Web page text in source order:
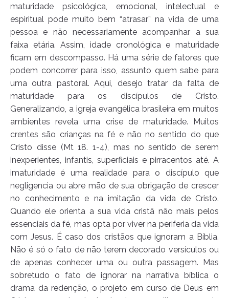
maturidade psicológica, emocional, intelectual e
espiritual pode muito bem “atrasar” na vida de uma
pessoa e não necessariamente acompanhar a sua
faixa etária. Assim, idade cronológica e maturidade
ficam em descompasso. Há uma série de fatores que
podem concorrer para isso, assunto quem sabe para
uma outra pastoral. Aqui, desejo tratar da falta de
maturidade para os discípulos de Cristo.
Generalizando, a igreja evangélica brasileira em muitos
ambientes revela uma crise de maturidade. Muitos
crentes são crianças na fé e não no sentido do que
Cristo disse (Mt 18. 1-4), mas no sentido de serem
inexperientes, infantis, superficiais e pirracentos até. A
imaturidade é uma realidade para o discípulo que
negligencia ou abre mão de sua obrigação de crescer
no conhecimento e na imitação da vida de Cristo.
Quando ele orienta a sua vida cristã não mais pelos
essenciais da fé, mas opta por viver na periferia da vida
com Jesus. É caso dos cristãos que ignoram a Bíblia.
Não é só o fato de não terem decorado versículos ou
de apenas conhecer uma ou outra passagem. Mas
sobretudo o fato de ignorar na narrativa bíblica o
drama da redenção, o projeto em curso de Deus em